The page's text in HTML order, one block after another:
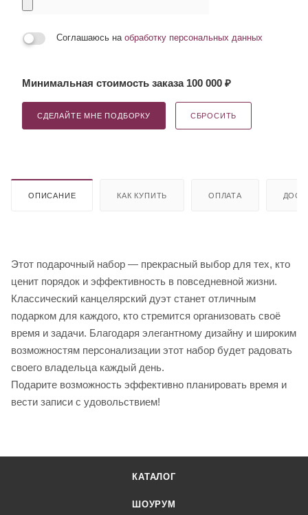
Соглашаюсь на обработку персональных данных
Минимальная стоимость заказа 100 000 ₽
СДЕЛАЙТЕ МНЕ ПОДБОРКУ СБРОСИТЬ
ОПИСАНИЕ КАК КУПИТЬ ОПЛАТА
Этот подарочный набор — прекрасный выбор для тех, кто
ценит порядок и эффективность в повседневной жизни.
Классический канцелярский дуэт станет отличным
подарком для каждого, кто стремится организовать своё
время и задачи. Благодаря элегантному дизайну и широким
возможностям персонализации этот набор будет радовать
своего владельца каждый день.
Подарите возможность эффективно планировать время и
вести записи с удовольствием!
КАТАЛОГ
ШОУРУМ